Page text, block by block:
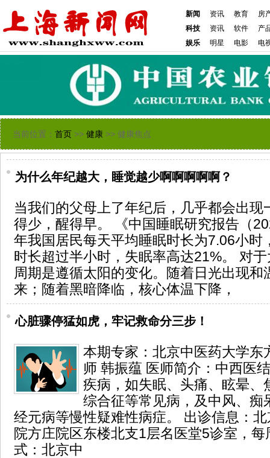
新闻 资讯 教育
房
科技
资讯 软件
产
娱乐
明星 电影 电
当前位置： 首页 >> 健康 >> 健康焦点
为什么年纪越大，睡觉越少啊啊啊啊啊？
当我们的父母上了年纪后，几乎都会出现
得少，醒得早。 《中国睡眠研究报告（
年我国居民每天平均睡眠时长为7.06小时
时长超过半小时，失眠率高达21%。 对
周期是遵循太阳的变化。随着日光出现和
来；随着黑暗降临，核心体温下降，
心脏骤停猛如虎，牢记救命分三步！
本期专家：北京中医药大学东
师 韩振蕴 医师简介：中西医
疾病，如失眠、头痛、眩晕、
综合征等常见病，及中风、痴
经元病等慢性疑难性病症。 出诊信息：
院方庄院区东楼北支1层名医堂5诊室，
式：北京中